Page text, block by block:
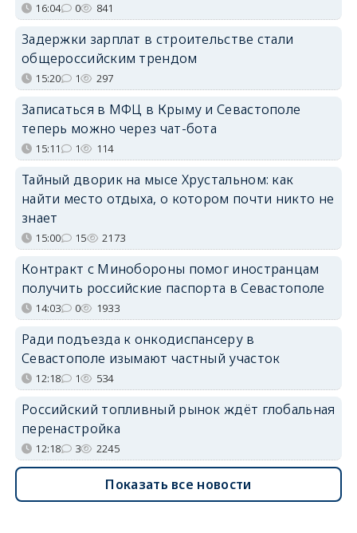
16:04 0 841
Задержки зарплат в строительстве стали
общероссийским трендом
15:20 1 297
Записаться в МФЦ в Крыму и Севастополе
теперь можно через чат-бота
15:11 1 114
Тайный дворик на мысе Хрустальном: как
найти место отдыха, о котором почти никто не
знает
15:00 15 2173
Контракт с Минобороны помог иностранцам
получить российские паспорта в Севастополе
14:03 0 1933
Ради подъезда к онкодиспансеру в
Севастополе изымают частный участок
12:18 1 534
Российский топливный рынок ждёт глобальная
перенастройка
12:18 3 2245
Показать все новости